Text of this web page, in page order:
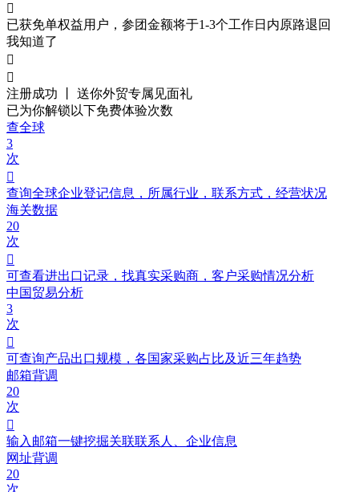

已获免单权益用户，参团金额将于1-3个工作日内原路退回
我知道了


注册成功 丨 送你外贸专属见面礼
已为你解锁以下免费体验次数
查全球
3
次

查询全球企业登记信息，所属行业，联系方式，经营状况
海关数据
20
次

可查看进出口记录，找真实采购商，客户采购情况分析
中国贸易分析
3
次

可查询产品出口规模，各国家采购占比及近三年趋势
邮箱背调
20
次

输入邮箱一键挖掘关联联系人、企业信息
网址背调
20
次